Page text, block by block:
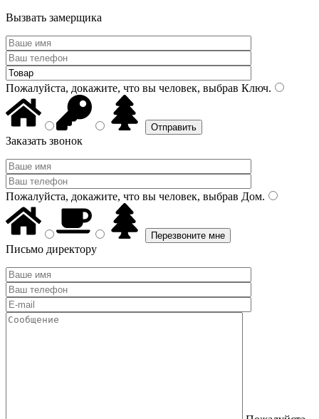
Вызвать замерщика
Пожалуйста, докажите, что вы человек, выбрав Ключ.
Заказать звонок
Пожалуйста, докажите, что вы человек, выбрав Дом.
Письмо директору